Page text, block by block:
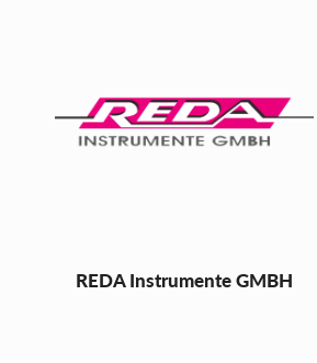
REDA Instrumente GMBH